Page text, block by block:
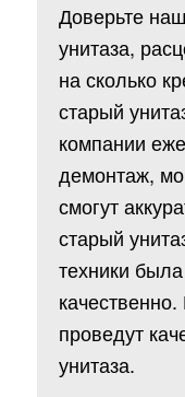
Доверьте
унитаза,
на сколько
старый
компании
демонтаж,
смогут
старый
техники
проведут
унитаза.